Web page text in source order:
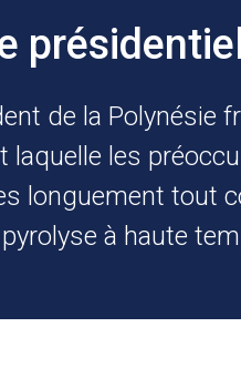
de la Polynésie
laquelle les
longuement tout
à haute